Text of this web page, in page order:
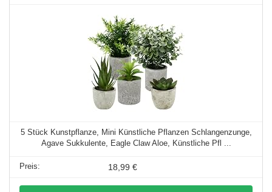
5 Stück Kunstpflanze, Mini Künstliche Pflanzen Schlangenzunge,
Agave Sukkulente, Eagle Claw Aloe, Künstliche Pfl ...
18,99 €